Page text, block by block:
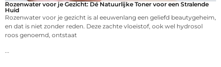
Rozenwater voor je Gezicht: Dé Natuurlijke Toner voor een Stralende
Huid
Rozenwater voor je gezicht is al eeuwenlang een geliefd beautygeheim,
en dat is niet zonder reden. Deze zachte vloeistof, ook wel hydrosol
roos genoemd, ontstaat
...